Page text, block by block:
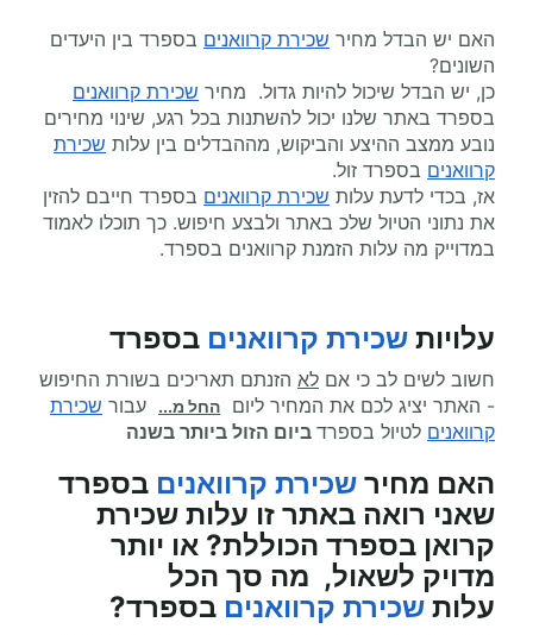
האם יש הבדל מחיר שכירת קרוואנים בספרד בין היעדים
השונים?
כן, יש הבדל שיכול להיות גדול. מחיר שכירת קרוואנים
בספרד באתר שלנו יכול להשתנות בכל רגע, שינוי מחירים
נובע ממצב ההיצע והביקוש, מההבדלים בין עלות שכירת
קרוואנים בספרד זול.
אז, בכדי לדעת עלות שכירת קרוואנים בספרד חייבם להזין
את נתוני הטיול שלכ באתר ולבצע חיפוש. כך תוכלו לאמוד
במדוייק מה עלות הזמנת קרוואנים בספרד.
עלויות שכירת קרוואנים בספרד
חשוב לשים לב כי אם לא הזנתם תאריכים בשורת החיפוש
- האתר יציג לכם את המחיר ליום החל מ... עבור שכירת
קרוואנים לטיול בספרד ביום הזול ביותר בשנה
האם מחיר שכירת קרוואנים בספרד
שאני רואה באתר זו עלות שכירת
קרואן בספרד הכוללת? או יותר
מדויק לשאול, מה סך הכל
עלות שכירת קרוואנים בספרד?